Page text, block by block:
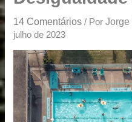
14 Comentários / Por
julho de 2023